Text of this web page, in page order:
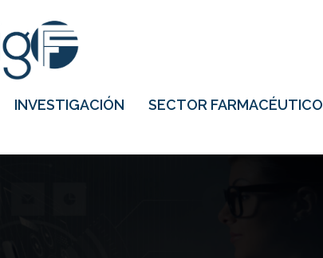
INVESTIGACIÓN SECTOR FARMACÉUTICO